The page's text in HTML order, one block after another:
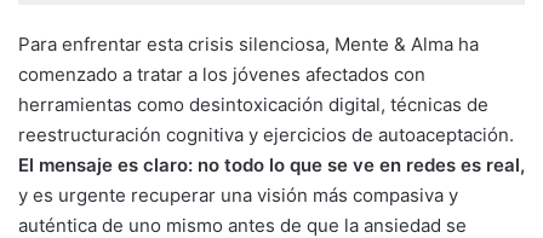
Para enfrentar esta crisis silenciosa, Mente & Alma ha
comenzado a tratar a los jóvenes afectados con
herramientas como desintoxicación digital, técnicas de
reestructuración cognitiva y ejercicios de autoaceptación.
El mensaje es claro: no todo lo que se ve en redes es real,
y es urgente recuperar una visión más compasiva y
auténtica de uno mismo antes de que la ansiedad se